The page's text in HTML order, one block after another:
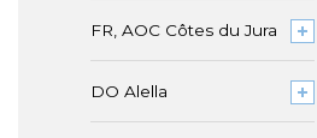
FR, AOC Côtes du Jura
DO Alella